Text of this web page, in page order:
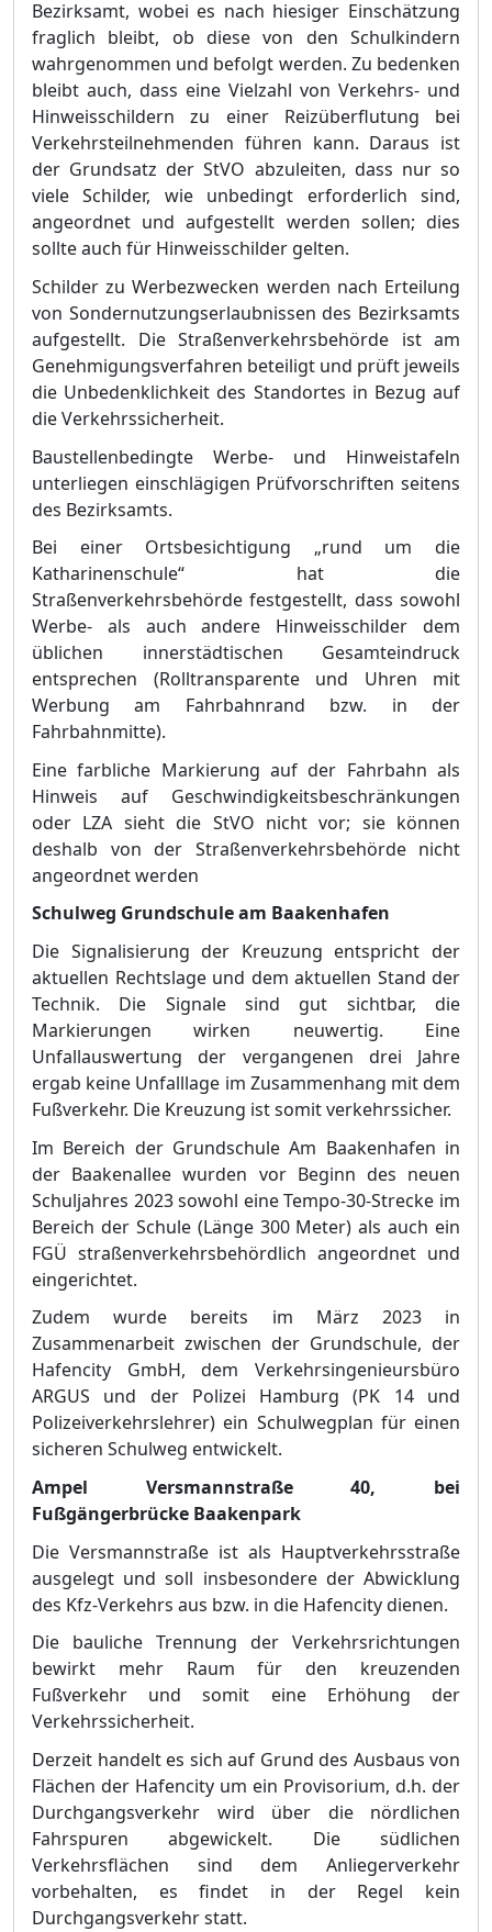
Bezirksamt, wobei es nach hiesiger Einschätzung
fraglich bleibt, ob diese von den Schulkindern
wahrgenommen und befolgt werden. Zu bedenken
bleibt auch, dass eine Vielzahl von Verkehrs- und
Hinweisschildern zu einer Reizüberflutung bei
Verkehrsteilnehmenden führen kann. Daraus ist
der Grundsatz der StVO abzuleiten, dass nur so
viele Schilder, wie unbedingt erforderlich sind,
angeordnet und aufgestellt werden sollen; dies
sollte auch für Hinweisschilder gelten.
Schilder zu Werbezwecken werden nach Erteilung
von Sondernutzungserlaubnissen des Bezirksamts
aufgestellt. Die Straßenverkehrsbehörde ist am
Genehmigungsverfahren beteiligt und prüft jeweils
die Unbedenklichkeit des Standortes in Bezug auf
die Verkehrssicherheit.
Baustellenbedingte Werbe- und Hinweistafeln
unterliegen einschlägigen Prüfvorschriften seitens
des Bezirksamts.
Bei einer Ortsbesichtigung „rund um die
Katharinenschule“ hat die
Straßenverkehrsbehörde festgestellt, dass sowohl
Werbe- als auch andere Hinweisschilder dem
üblichen innerstädtischen Gesamteindruck
entsprechen (Rolltransparente und Uhren mit
Werbung am Fahrbahnrand bzw. in der
Fahrbahnmitte).
Eine farbliche Markierung auf der Fahrbahn als
Hinweis auf Geschwindigkeitsbeschränkungen
oder LZA sieht die StVO nicht vor; sie können
deshalb von der Straßenverkehrsbehörde nicht
angeordnet werden
Schulweg Grundschule am Baakenhafen
Die Signalisierung der Kreuzung entspricht der
aktuellen Rechtslage und dem aktuellen Stand der
Technik. Die Signale sind gut sichtbar, die
Markierungen wirken neuwertig. Eine
Unfallauswertung der vergangenen drei Jahre
ergab keine Unfalllage im Zusammenhang mit dem
Fußverkehr. Die Kreuzung ist somit verkehrssicher.
Im Bereich der Grundschule Am Baakenhafen in
der Baakenallee wurden vor Beginn des neuen
Schuljahres 2023 sowohl eine Tempo-30-Strecke im
Bereich der Schule (Länge 300 Meter) als auch ein
FGÜ straßenverkehrsbehördlich angeordnet und
eingerichtet.
Zudem wurde bereits im März 2023 in
Zusammenarbeit zwischen der Grundschule, der
Hafencity GmbH, dem Verkehrsingenieursbüro
ARGUS und der Polizei Hamburg (PK 14und
Polizeiverkehrslehrer) ein Schulwegplan für einen
sicheren Schulweg entwickelt.
Ampel Versmannstraße 40, bei
Fußgängerbrücke Baakenpark
Die Versmannstraße ist als Hauptverkehrsstraße
ausgelegt und soll insbesondere der Abwicklung
des Kfz-Verkehrs aus bzw. in die Hafencity dienen.
Die bauliche Trennung der Verkehrsrichtungen
bewirkt mehr Raum für den kreuzenden
Fußverkehr und somit eine Erhöhung der
Verkehrssicherheit.
Derzeit handelt es sich auf Grund des Ausbaus von
Flächen der Hafencity um ein Provisorium, d.h. der
Durchgangsverkehr wird über die nördlichen
Fahrspuren abgewickelt. Die südlichen
Verkehrsflächen sind dem Anliegerverkehr
vorbehalten, es findet in der Regel kein
Durchgangsverkehr statt.